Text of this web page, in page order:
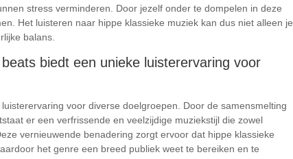
stress verminderen. Door jezelf onder te dompelen in deze
Het luisteren naar hippe klassieke muziek kan dus niet alleen je
balans.
biedt een unieke luisterervaring voor
voor diverse doelgroepen. Door de samensmelting
er een verfrissende en veelzijdige muziekstijl die zowel
vernieuwende benadering zorgt ervoor dat hippe klassieke
het genre een breed publiek weet te bereiken en te